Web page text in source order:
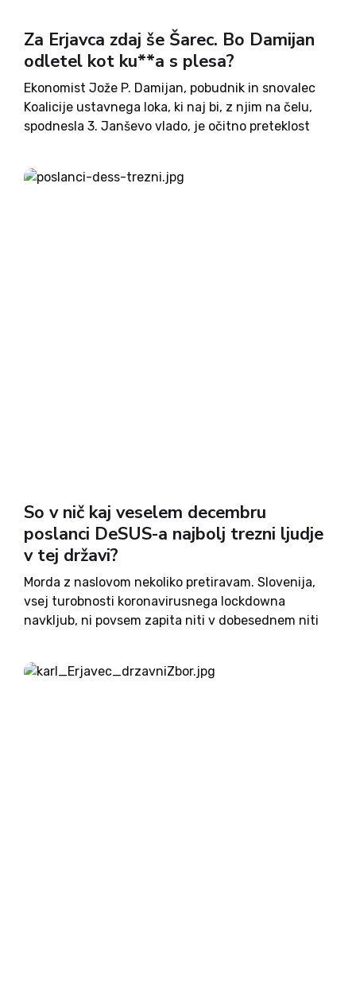
Za Erjavca zdaj še Šarec. Bo Damijan
odletel kot ku**a s plesa?
Ekonomist Jože P. Damijan, pobudnik in snovalec
Koalicije ustavnega loka, ki naj bi, z njim na čelu,
spodnesla 3. Janševo vlado, je očitno preteklost
da bodo za mandatarja proti Janezu Janši
podprli...
So v nič kaj veselem decembru
poslanci DeSUS-a najbolj trezni ljudje
v tej državi?
Morda z naslovom nekoliko pretiravam. Slovenija,
vsej turobnosti koronavirusnega lockdowna
navkljub, ni povsem zapita niti v dobesednem niti
psihološkemu momentu se mnogi Slovenci
obnašajo situaciji primerno, odgovorno, z eno